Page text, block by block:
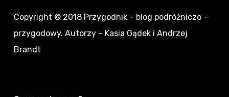
Copyright © 2018 Przygodnik – blog podróżniczo –
przygodowy. Autorzy – Kasia Gądek i Andrzej
Brandt